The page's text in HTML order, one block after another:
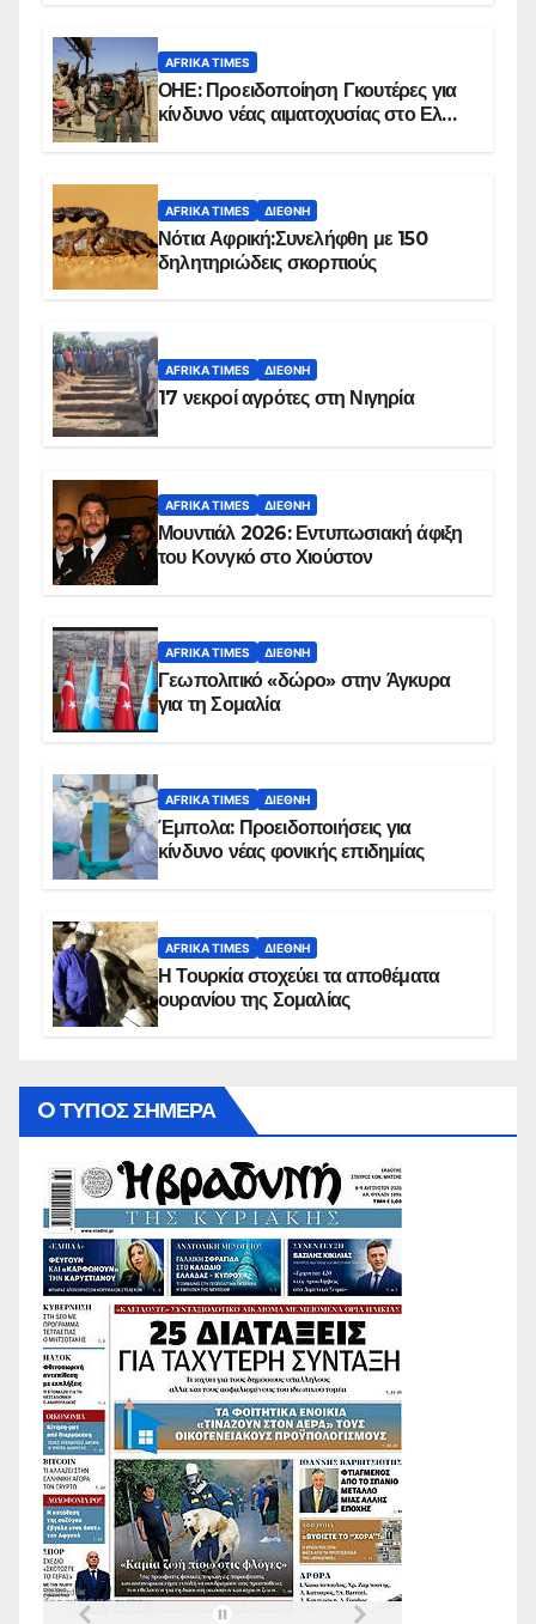
AFRIKA TIMES
ΟΗΕ: Προειδοποίηση Γκουτέρες για
κίνδυνο νέας αιματοχυσίας στο Ελ
AFRIKA TIMES ΔΙΕΘΝΉ
Νότια Αφρική:Συνελήφθη με 150
δηλητηριώδεις σκορπιούς
AFRIKA TIMES ΔΙΕΘΝΉ
17 νεκροί αγρότες στη Νιγηρία
AFRIKA TIMES ΔΙΕΘΝΉ
Μουντιάλ 2026: Εντυπωσιακή άφιξη
του Κονγκό στο Χιούστον
AFRIKA TIMES ΔΙΕΘΝΉ
Γεωπολιτικό «δώρο» στην Άγκυρα
για τη Σομαλία
AFRIKA TIMES ΔΙΕΘΝΉ
Έμπολα: Προειδοποιήσεις για
κίνδυνο νέας φονικής επιδημίας
AFRIKA TIMES ΔΙΕΘΝΉ
Η Τουρκία στοχεύει τα αποθέματα
ουρανίου της Σομαλίας
O ΤΥΠΟΣ ΣΗΜΕΡΑ